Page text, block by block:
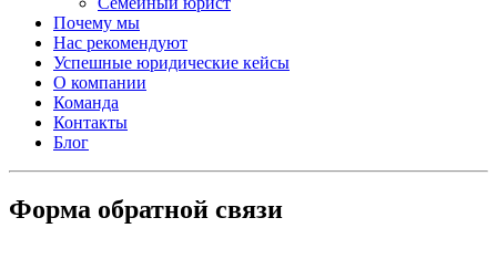
Почему мы
Нас рекомендуют
Успешные юридические кейсы
О компании
Команда
Контакты
Блог
Форма обратной связи